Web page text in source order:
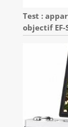
Test :
objectif